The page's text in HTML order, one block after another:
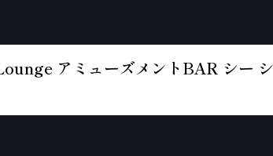
アミューズメントBAR シー シ